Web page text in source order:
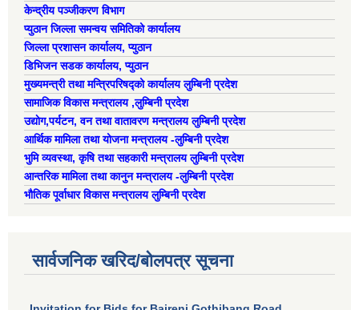
केन्द्रीय पञ्जीकरण विभाग
प्युठान जिल्ला समन्वय समितिको कार्यालय
जिल्ला प्रशासन कार्यालय, प्युठान
डिभिजन सडक कार्यालय, प्युठान
मुख्यमन्त्री तथा मन्त्रिपरिषद्को कार्यालय लुम्बिनी प्रदेश
सामाजिक विकास मन्त्रालय ,लुम्बिनी प्रदेश
उद्याेग,पर्यटन, वन तथा वातावरण मन्त्रालय लुम्बिनी प्रदेश
आर्थिक मामिला तथा योजना मन्त्रालय -लुम्बिनी प्रदेश
भुमि व्यवस्था, कृषि तथा सहकारी मन्त्रालय लुम्बिनी प्रदेश
आन्तरिक मामिला तथा कानुन मन्त्रालय -लुम्बिनी प्रदेश
भौतिक पूर्वाधार विकास मन्त्रालय लुम्बिनी प्रदेश
सार्वजनिक खरिद/बोलपत्र सूचना